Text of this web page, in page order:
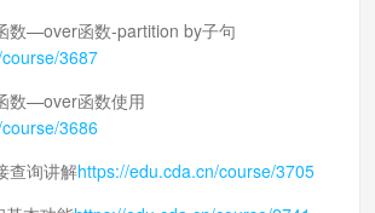
数—over函数-partition by子句
3687
数—over函数使用
3686
查询讲解https://edu.cda.cn/course/3705